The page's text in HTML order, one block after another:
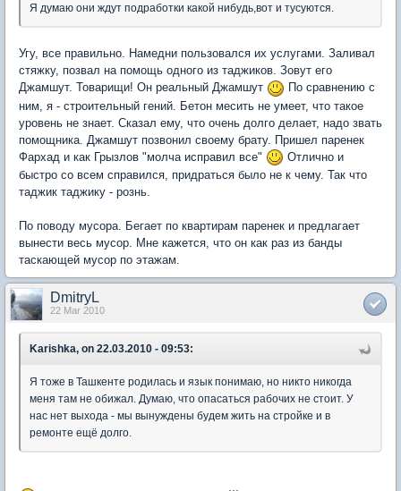
Я думаю они ждут подработки какой нибудь,вот и тусуются.
Угу, все правильно. Намедни пользовался их услугами. Заливал
стяжку, позвал на помощь одного из таджиков. Зовут его
Джамшут. Товарищи! Он реальный Джамшут
По сравнению с
ним, я - строительный гений. Бетон месить не умеет, что такое
уровень не знает. Сказал ему, что очень долго делает, надо звать
помощника. Джамшут позвонил своему брату. Пришел паренек
Фархад и как Грызлов "молча исправил все"
Отлично и
быстро со всем справился, придраться было не к чему. Так что
таджик таджику - рознь.
По поводу мусора. Бегает по квартирам паренек и предлагает
вынести весь мусор. Мне кажется, что он как раз из банды
таскающей мусор по этажам.
DmitryL
22 Mar 2010
Karishka, on 22.03.2010 - 09:53:
Я тоже в Ташкенте родилась и язык понимаю, но никто никогда
меня там не обижал. Думаю, что опасаться рабочих не стоит. У
нас нет выхода - мы вынуждены будем жить на стройке и в
ремонте ещё долго.